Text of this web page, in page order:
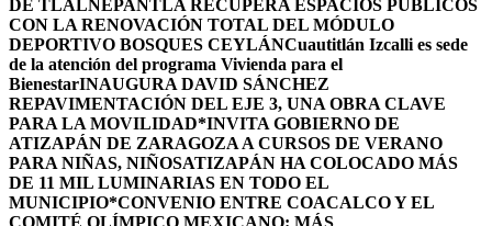
DE TLALNEPANTLA RECUPERA ESPACIOS PÚBLICOS
CON LA RENOVACIÓN TOTAL DEL MÓDULO
DEPORTIVO BOSQUES CEYLÁNCuautitlán Izcalli es sede
de la atención del programa Vivienda para el
BienestarINAUGURA DAVID SÁNCHEZ
REPAVIMENTACIÓN DEL EJE 3, UNA OBRA CLAVE
PARA LA MOVILIDAD*INVITA GOBIERNO DE
ATIZAPÁN DE ZARAGOZA A CURSOS DE VERANO
PARA NIÑAS, NIÑOSATIZAPÁN HA COLOCADO MÁS
DE 11 MIL LUMINARIAS EN TODO EL
MUNICIPIO*CONVENIO ENTRE COACALCO Y EL
COMITÉ OLÍMPICO MEXICANO: MÁS